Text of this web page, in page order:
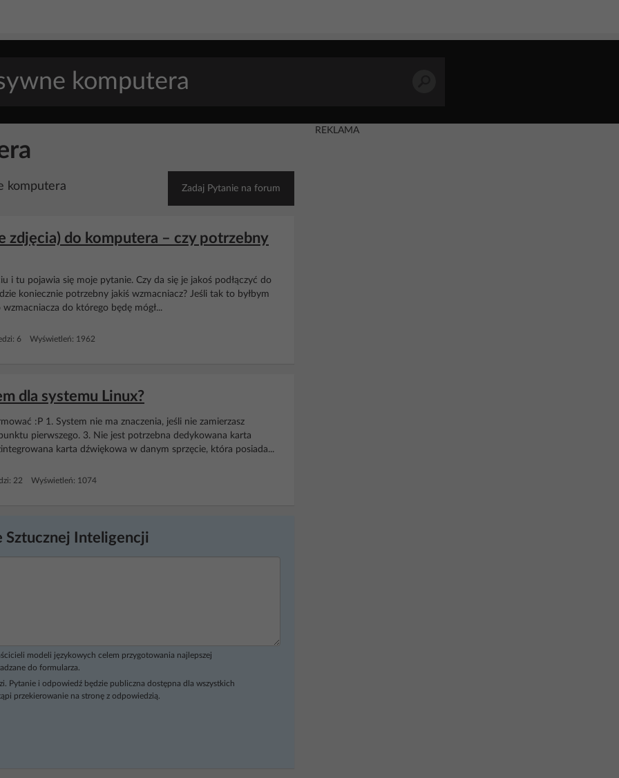
komputera Zadaj Pytanie na forum
zdjęcia) do komputera – czy potrzebny
i tu pojawia się moje pytanie. Czy da się je jakoś podłączyć do
koniecznie potrzebny jakiś wzmacniacz? Jeśli tak to byłbym
do którego będę mógł...
6 Wyświetleń: 1962
dla systemu Linux?
:P 1. System nie ma znaczenia, jeśli nie zamierzasz
pierwszego. 3. Nie jest potrzebna dedykowana karta
karta dźwiękowa w danym sprzęcie, która posiada...
22 Wyświetleń: 1074
Sztucznej Inteligencji
modeli językowych celem przygotowania najlepszej
do formularza.
Pytanie i odpowiedź będzie publiczna dostępna dla wszystkich
przekierowanie na stronę z odpowiedzią.
REKLAMA